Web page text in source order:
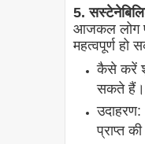
5.
आजकल लोग
महत्वपूर्ण हो
कैसे करें
सकते हैं।
प्राप्त